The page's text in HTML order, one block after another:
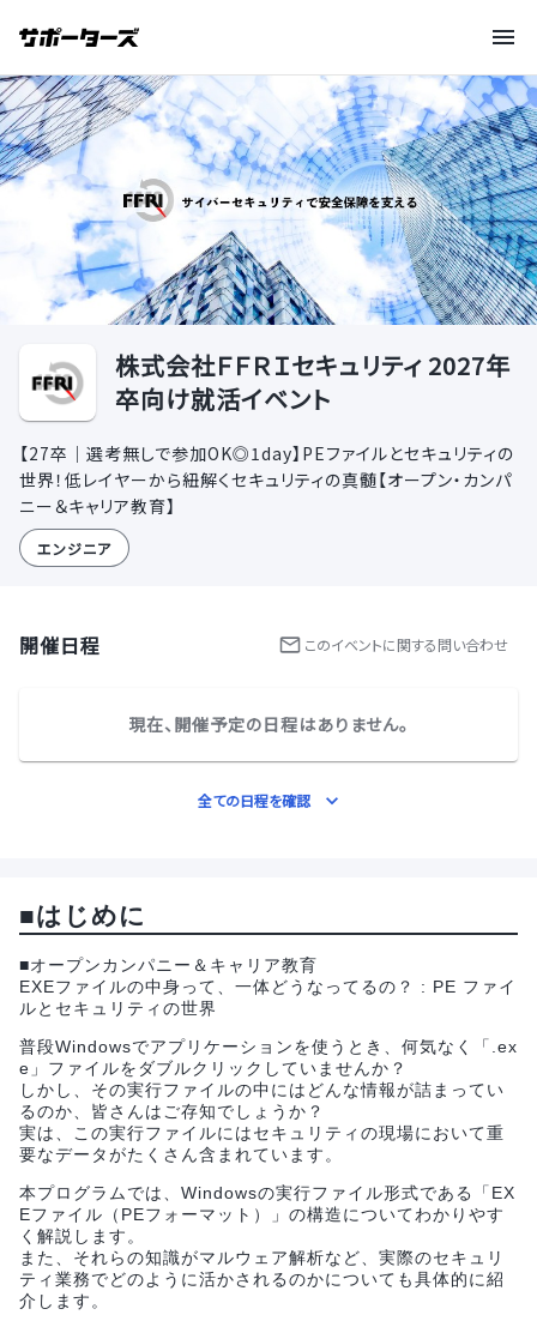
株式会社ＦＦＲＩセキュリティ 2027年
卒向け就活イベント
【27卒｜選考無しで参加OK◎1day】PEファイルとセキュリティの
世界！低レイヤーから紐解くセキュリティの真髄【オープン・カンパ
ニー＆キャリア教育】
エンジニア
開催日程 このイベントに関する問い合わせ
現在、開催予定の日程はありません。
全ての日程を確認
■はじめに
■オープンカンパニー＆キャリア教育
EXEファイルの中身って、一体どうなってるの？ : PE ファイ
ルとセキュリティの世界
普段Windowsでアプリケーションを使うとき、何気なく「.ex
e」ファイルをダブルクリックしていませんか？
しかし、その実行ファイルの中にはどんな情報が詰まってい
るのか、皆さんはご存知でしょうか？
実は、この実行ファイルにはセキュリティの現場において重
要なデータがたくさん含まれています。
本プログラムでは、Windowsの実行ファイル形式である「EX
Eファイル（PEフォーマット）」の構造についてわかりやす
く解説します。
また、それらの知識がマルウェア解析など、実際のセキュリ
ティ業務でどのように活かされるのかについても具体的に紹
介します。